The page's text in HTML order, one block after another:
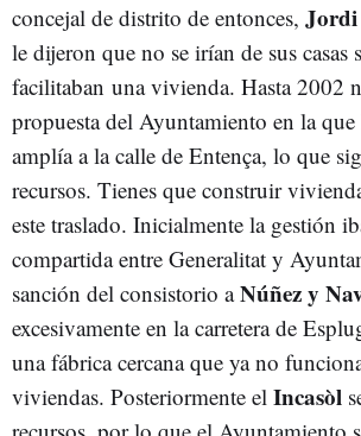
concejal de distrito de entonces, Jordi
le dijeron que no se irían de sus casas
facilitaban una vivienda. Hasta 2002
propuesta del Ayuntamiento en la que
amplía a la calle de Entença, lo que
recursos. Tienes que construir
este traslado. Inicialmente la gestión
compartida entre Generalitat y
sanción del consistorio aNúñez y
excesivamente en la carretera de
una fábrica cercana que ya no
viviendas. Posteriormente el Incasòl